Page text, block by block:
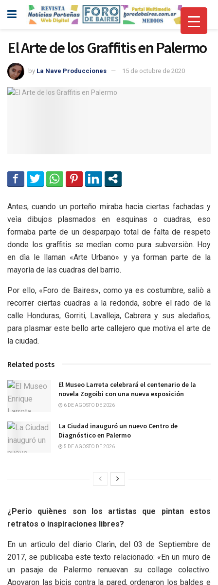
El Arte de los Graffitis en Palermo
by La Nave Producciones 15 de octubre de 2020
Antes, cuando un porteño miraba hacia ciertas fachadas y
veìa dibujos plasmados en esquinas o cuadras, eso
formaba parte de un desparpajo total de falta de respeto
donde los graffitis se medìan como pura subversiòn. Hoy
en dìa le llaman «Arte Urbano» y ya forman parte de la
mayorìa de las cuadras del barrio.
Por ello, «Foro de Baires», como ya es costumbre, saliò a
recorrer ciertas cuadras a la redonda, sobre el rado de la
calle Honduras, Gorriti, Lavalleja, Cabrera y sus aledaños,
para plasmar este bello arte callejero que motiva el arte de
la ciudad.
Related posts
El Museo Larreta celebrará el centenario de la
novela Zogoibi con una nueva exposición
6 DE AGOSTO DE 2026
La Ciudad inauguró un nuevo Centro de
Diagnóstico en Palermo
5 DE AGOSTO DE 2026
¿Perio quiènes son los artistas que pintan estos
retratos o inspiraciones libres?
En un artìculo del diario Clarìn, del 03 de Septiembre de
2017, se publicaba este texto relacionado: «En un muro de
un pasaje de Palermo renuevan su collage colectivo.
Apoyaron las bicis contra la pared, ordenaron los baldes e